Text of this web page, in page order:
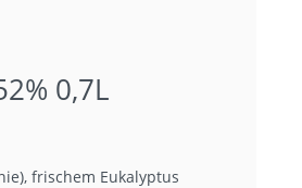
0,7L
frischem Eukalyptus